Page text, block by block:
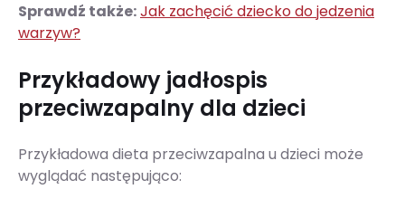
Sprawdź także:Jak zachęcić dziecko do jedzenia
warzyw?
Przykładowy jadłospis
przeciwzapalny dla dzieci
Przykładowa dieta przeciwzapalna u dzieci może
wyglądać następująco: